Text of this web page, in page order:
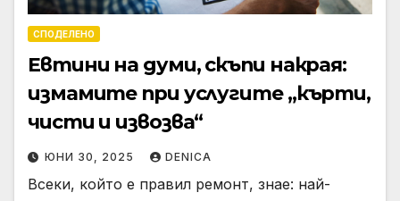
СПОДЕЛЕНО
Евтини на думи, скъпи накрая:
измамите при услугите „кърти,
чисти и извозва“
ЮНИ 30, 2025 DENICA
Всеки, който е правил ремонт, знае: най-